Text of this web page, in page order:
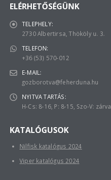
ELÉRHETŐSÉGÜNK
TELEPHELY:
2730 Albertirsa, Thököly u. 3.
TELEFON:
+36 (53) 570-012
E-MAIL:
gozborotva@feherduna.hu
NYITVA TARTÁS:
H-Cs: 8-16, P: 8-15, Szo-V: zárva
KATALÓGUSOK
Nilfisk katalógus 2024
Viper katalógus 2024